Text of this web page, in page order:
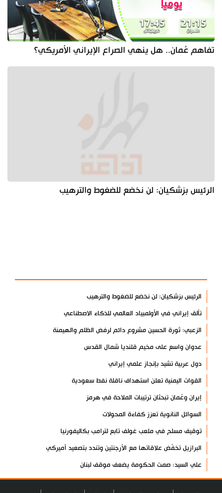
تفاهم عُمان.. هل ينهي الصراع الإيراني الأمريكي؟
الرئيس بزشكيان: لن نخضع للضغوط والترهيب
الرئيس بزشكيان: لن نخضع للضغوط والترهيب
تألق إيراني في الأولمبياد العالمي للذكاء الاصطناعي
الزعبي: ثورة الحسين مشروع دائم لرفض الظلم والهيمنة
عدوان واسع على مخيم قلنديا شمال القدس
دول عربية تشيد بإنجاز علمي إيراني
القوات اليمنية تعلن استهداف ناقلة نفط سعودية
إيران وعُمان تبحثان ترتيبات الملاحة في هرمز
السوائل النانوية تعزز كفاءة المحولات
توقيف مسلح في ملعب غولف تابع لترامب بكاليفورنيا
البرازيل تخفّض علاقاتها مع الأرجنتين وتندد بتصعيد أميركي
علي السيد: صمت الحكومة يضعف موقف لبنان
انخفاض حاد في مخزون الصواريخ الأمريكية